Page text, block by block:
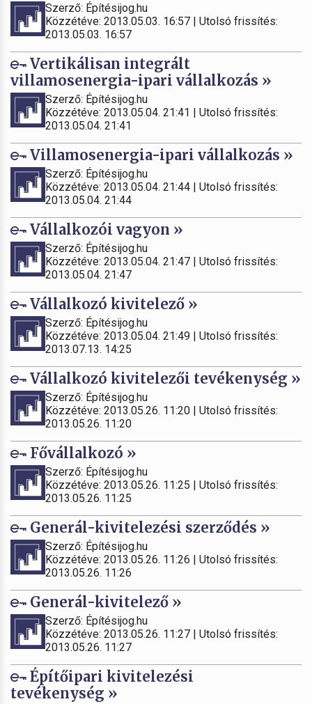
Szerző: Építésijog.hu
Közzétéve: 2013.05.03. 16:57 | Utolsó frissítés:
2013.05.03. 16:57
Vertikálisan integrált
villamosenergia-ipari vállalkozás »
Szerző: Építésijog.hu
Közzétéve: 2013.05.04. 21:41 | Utolsó frissítés:
2013.05.04. 21:41
Villamosenergia-ipari vállalkozás »
Szerző: Építésijog.hu
Közzétéve: 2013.05.04. 21:44 | Utolsó frissítés:
2013.05.04. 21:44
Vállalkozói vagyon »
Szerző: Építésijog.hu
Közzétéve: 2013.05.04. 21:47 | Utolsó frissítés:
2013.05.04. 21:47
Vállalkozó kivitelező »
Szerző: Építésijog.hu
Közzétéve: 2013.05.04. 21:49 | Utolsó frissítés:
2013.07.13. 14:25
Vállalkozó kivitelezői tevékenység »
Szerző: Építésijog.hu
Közzétéve: 2013.05.26. 11:20 | Utolsó frissítés:
2013.05.26. 11:20
Fővállalkozó »
Szerző: Építésijog.hu
Közzétéve: 2013.05.26. 11:25 | Utolsó frissítés:
2013.05.26. 11:25
Generál-kivitelezési szerződés »
Szerző: Építésijog.hu
Közzétéve: 2013.05.26. 11:26 | Utolsó frissítés:
2013.05.26. 11:26
Generál-kivitelező »
Szerző: Építésijog.hu
Közzétéve: 2013.05.26. 11:27 | Utolsó frissítés:
2013.05.26. 11:27
Építőipari kivitelezési
tevékenység »